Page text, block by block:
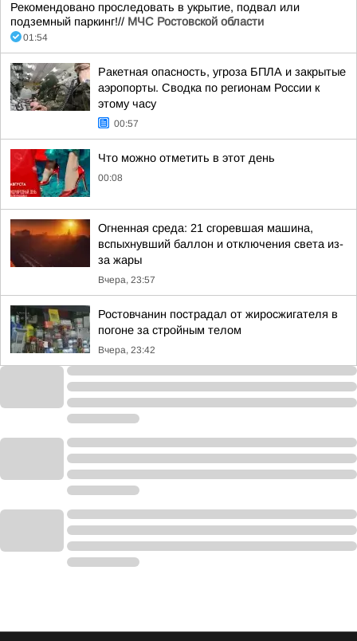
Рекомендовано проследовать в укрытие, подвал или
подземный паркинг!// МЧС Ростовской области
01:54
Ракетная опасность, угроза БПЛА и закрытые
аэропорты. Сводка по регионам России к
этому часу
00:57
Что можно отметить в этот день
00:08
Огненная среда: 21 сгоревшая машина,
вспыхнувший баллон и отключения света из-
за жары
Вчера, 23:57
Ростовчанин пострадал от жиросжигателя в
погоне за стройным телом
Вчера, 23:42